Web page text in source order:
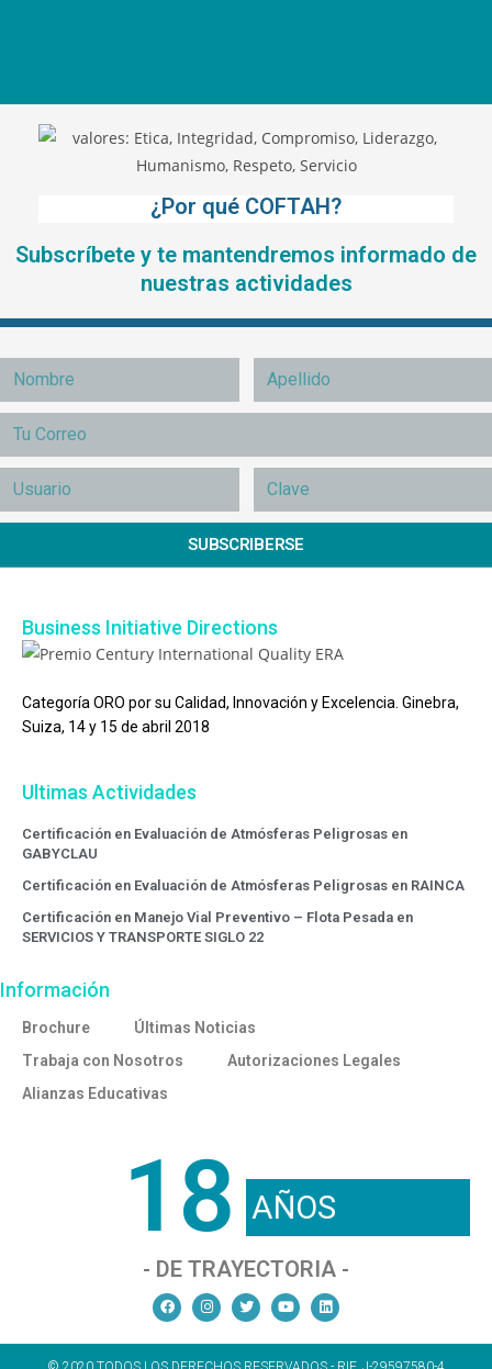
¿Por qué COFTAH?
Subscríbete y te mantendremos informado de
nuestras actividades
SUBSCRIBERSE
Business Initiative Directions
Categoría ORO por su Calidad, Innovación y Excelencia. Ginebra,
Suiza, 14 y 15 de abril 2018
Ultimas Actividades
Certificación en Evaluación de Atmósferas Peligrosas en
GABYCLAU
Certificación en Evaluación de Atmósferas Peligrosas en RAINCA
Certificación en Manejo Vial Preventivo – Flota Pesada en
SERVICIOS Y TRANSPORTE SIGLO 22
Información
Brochure
Últimas Noticias
Trabaja con Nosotros
Autorizaciones Legales
Alianzas Educativas
18 AÑOS
- DE TRAYECTORIA -